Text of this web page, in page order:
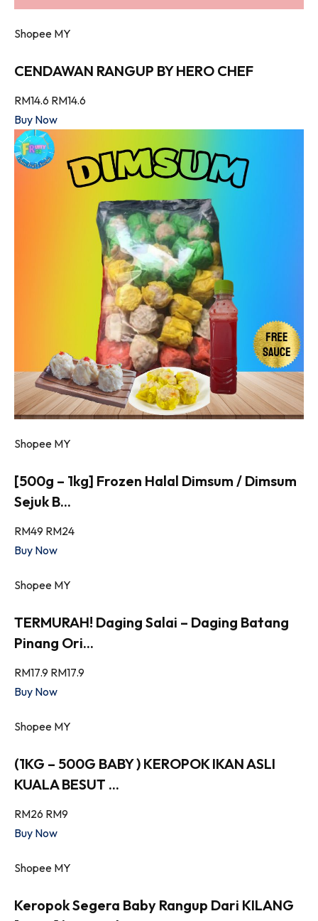
Shopee MY
CENDAWAN RANGUP BY HERO CHEF
RM14.6 RM14.6
Buy Now
Shopee MY
[500g – 1kg] Frozen Halal Dimsum / Dimsum
Sejuk B...
RM49 RM24
Buy Now
Shopee MY
TERMURAH! Daging Salai – Daging Batang
Pinang Ori...
RM17.9 RM17.9
Buy Now
Shopee MY
(1KG – 500G BABY ) KEROPOK IKAN ASLI
KUALA BESUT ...
RM26 RM9
Buy Now
Shopee MY
Keropok Segera Baby Rangup Dari KILANG